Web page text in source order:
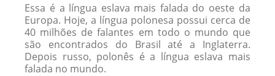
Essa é a língua eslava mais falada do oeste da
Europa. Hoje, a língua polonesa possui cerca de
40 milhões de falantes em todo o mundo que
são encontrados do Brasil até a Inglaterra.
Depois russo, polonês é a língua eslava mais
falada no mundo.